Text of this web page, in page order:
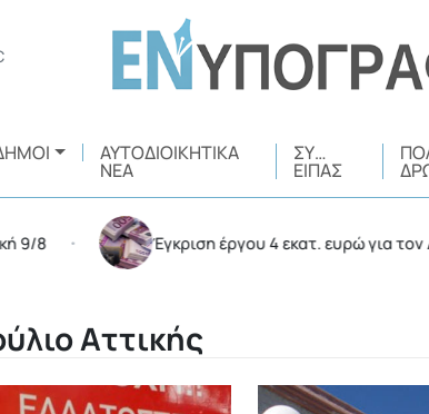
ΑΥΤΟΔΙΟΙΚΗΤΙΚΆ
ΝΈΑ
ΣΥ…
ΕΊΠΑΣ
8 • Έγκριση έργου 4 εκατ. ευρώ για τον
Αττικής